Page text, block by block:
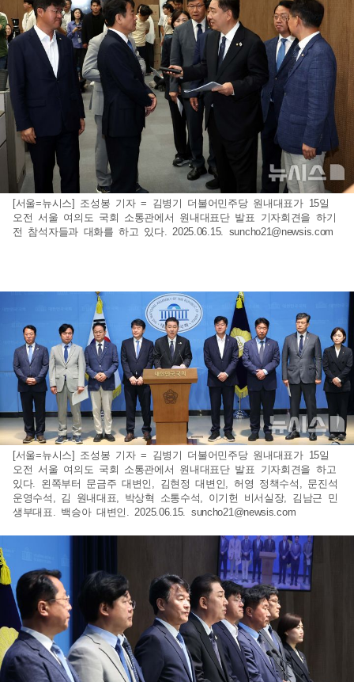
[서울=뉴시스] 조성봉 기자 = 김병기 더불어민주당 원내대표가 15일
오전 서울 여의도 국회 소통관에서 원내대표단 발표 기자회견을 하기
전 참석자들과 대화를 하고 있다. 2025.06.15. suncho21@newsis.com
[서울=뉴시스] 조성봉 기자 = 김병기 더불어민주당 원내대표가 15일
오전 서울 여의도 국회 소통관에서 원내대표단 발표 기자회견을 하고
있다. 왼쪽부터 문금주 대변인, 김현정 대변인, 허영 정책수석, 문진석
운영수석, 김 원내대표, 박상혁 소통수석, 이기헌 비서실장, 김남근 민
생부대표. 백승아 대변인. 2025.06.15. suncho21@newsis.com